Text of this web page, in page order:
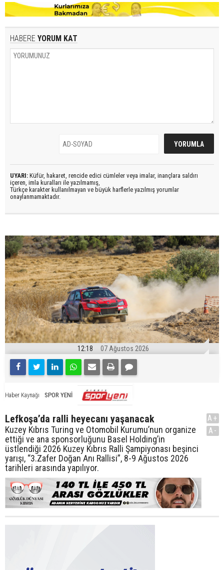
HABERE YORUM KAT
UYARI: Küfür, hakaret, rencide edici cümleler veya imalar, inançlara saldırı
içeren, imla kuralları ile yazılmamış,
Türkçe karakter kullanılmayan ve büyük harflerle yazılmış yorumlar
onaylanmamaktadır.
12:18 07 Ağustos 2026
Haber Kaynağı SPOR YENİ
Lefkoşa’da ralli heyecanı yaşanacak
Kuzey Kıbrıs Turing ve Otomobil Kurumu’nun organize
ettiği ve ana sponsorluğunu Basel Holding’in
üstlendiği 2026 Kuzey Kıbrıs Ralli Şampiyonası beşinci
yarışı, “3.Zafer Doğan Anı Rallisi”, 8-9 Ağustos 2026
tarihleri arasında yapılıyor.
A+
A-